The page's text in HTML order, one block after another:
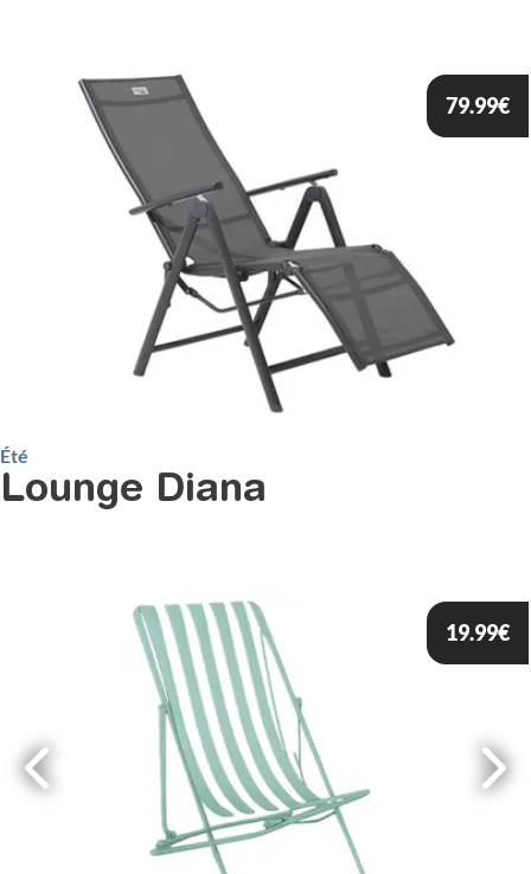
79.99€
Été
Lounge Diana
19.99€